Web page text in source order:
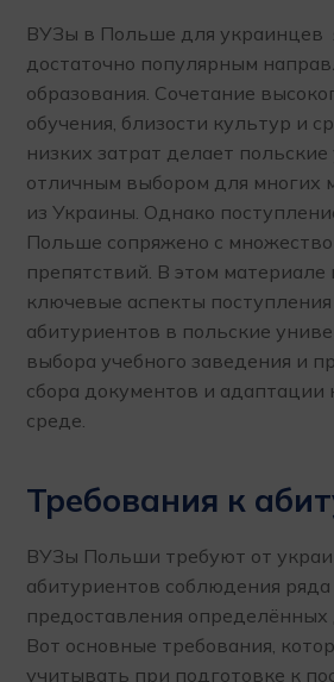
ВУЗы в Польше для украинцев
достаточно популярным
образования. Сочетание
обучения, близости культур и
низких затрат делает
отличным выбором для многих
из Украины. Однако
Польше сопряжено с
препятствий. В этом
ключевые аспекты
абитуриентов в польские
выбора учебного заведения и
сбора документов и адаптации
среде.
Требования к
ВУЗы Польши требуют от
абитуриентов соблюдения
предоставления определённых
Вот основные требования,
учитывать при подготовке к